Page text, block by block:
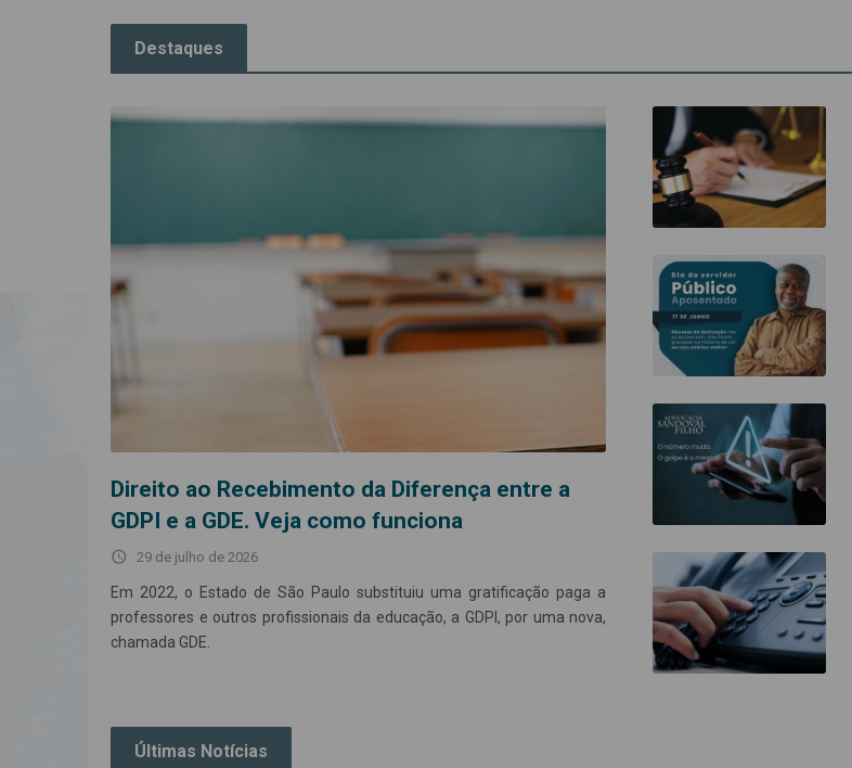
Destaques
Direito ao Recebimento da Diferença entre a
GDPI e a GDE. Veja como funciona
access_time 29 de julho de 2026
Em 2022, o Estado de São Paulo substituiu uma gratificação paga a
professores e outros profissionais da educação, a GDPI, por uma nova,
chamada GDE.
Últimas Notícias